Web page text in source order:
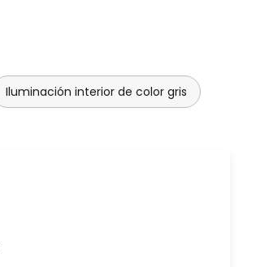
Iluminación interior de color gris